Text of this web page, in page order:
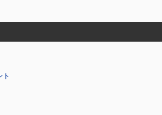
ト